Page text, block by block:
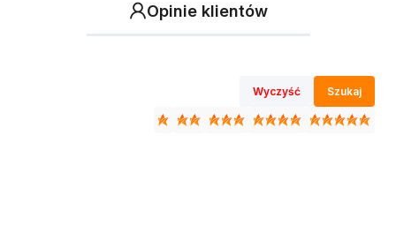
Opinie klientów
Wyczyść Szukaj